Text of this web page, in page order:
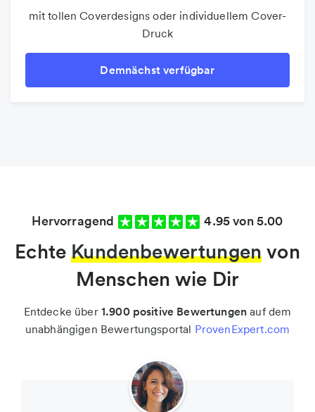
mit tollen Coverdesigns oder individuellem Cover-
Druck
Demnächst verfügbar
Hervorragend 4.95 von 5.00
EchteKundenbewertungenvon
Menschen wie Dir
Entdecke über 1.900 positive Bewertungen auf dem
unabhängigen Bewertungsportal ProvenExpert.com